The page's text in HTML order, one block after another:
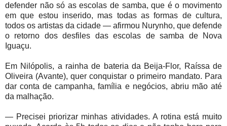
defender não só as escolas de samba, que é o movimento
em que estou inserido, mas todas as formas de cultura,
todos os artistas da cidade — afirmou Nurynho, que defende
o retorno dos desfiles das escolas de samba de Nova
Iguaçu.
Em Nilópolis, a rainha de bateria da Beija-Flor, Raíssa de
Oliveira (Avante), quer conquistar o primeiro mandato. Para
dar conta de campanha, família e negócios, abriu mão até
da malhação.
— Precisei priorizar minhas atividades. A rotina está muito